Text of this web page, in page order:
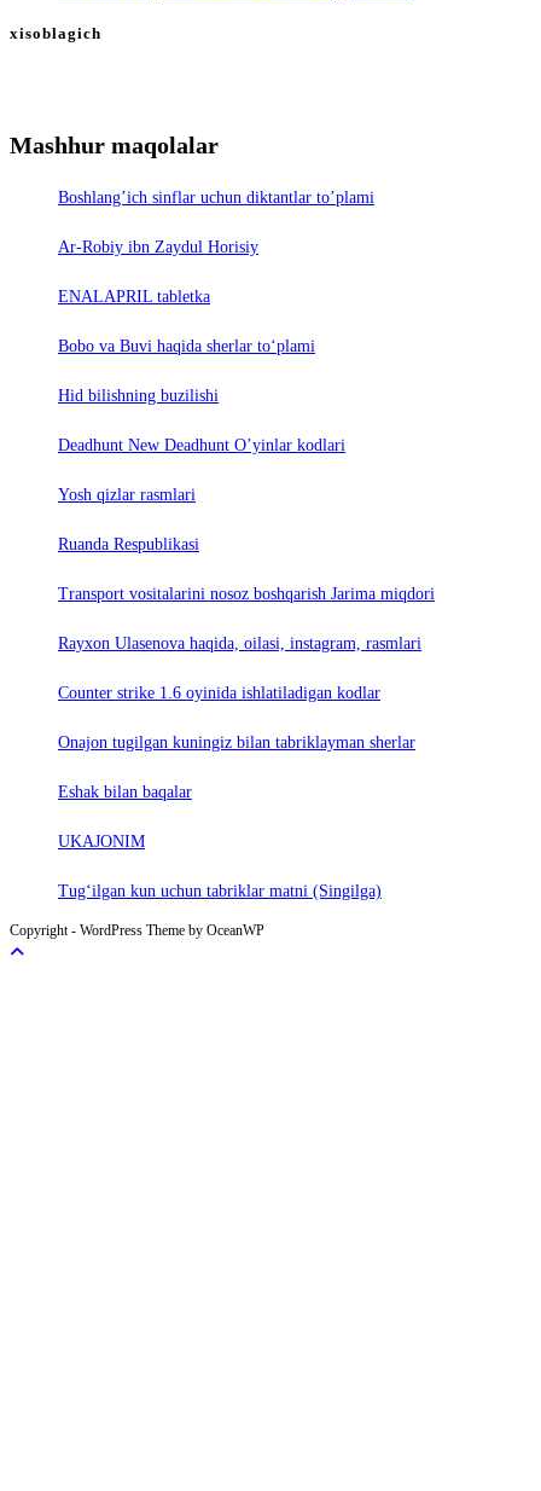
xisoblagich
Mashhur maqolalar
Boshlang’ich sinflar uchun diktantlar to’plami
Ar-Robiy ibn Zaydul Horisiy
ENALAPRIL tabletka
Bobo va Buvi haqida sherlar to‘plami
Hid bilishning buzilishi
Deadhunt New Deadhunt O’yinlar kodlari
Yosh qizlar rasmlari
Ruanda Respublikasi
Trаnsport vositаlаrini nosoz boshqаrish Jаrimа miqdori
Rayxon Ulasenova haqida, oilasi, instagram, rasmlari
Counter strike 1.6 oyinida ishlatiladigan kodlar
Onajon tugilgan kuningiz bilan tabriklayman sherlar
Eshak bilan baqalar
UKAJONIM
Tug‘ilgan kun uchun tabriklar matni (Singilga)
Copyright - WordPress Theme by OceanWP